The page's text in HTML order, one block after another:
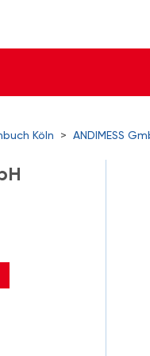
Köln > ANDIMESS